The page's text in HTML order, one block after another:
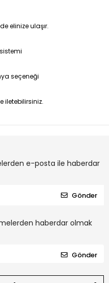
elinize ulaşır.
seçeneği
iletebilirsiniz.
e-posta ile haberdar
Gönder
haberdar olmak
Gönder